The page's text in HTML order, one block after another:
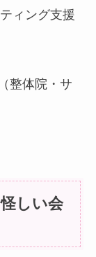
ィング支援
整体院・サ
しい会